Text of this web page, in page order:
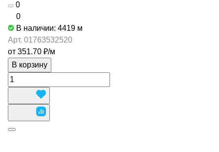
0
0
В наличии: 4419 м
Арт. 01763532520
от 351.70 ₽/м
В корзину